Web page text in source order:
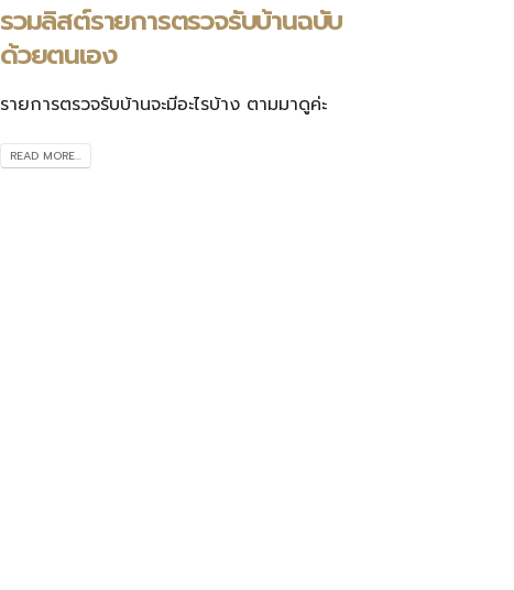
รวมลิสต์รายการตรวจรับบ้านฉบับ
ด้วยตนเอง
รายการตรวจรับบ้านจะมีอะไรบ้าง ตามมาดูค่ะ
READ MORE...